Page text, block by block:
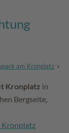
am Kronplatz
Kronplatz in
Bergseite,
Kronplatz